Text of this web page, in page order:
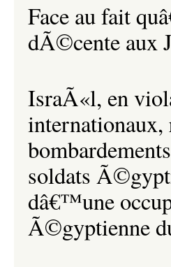
Face au fait
dÃ©cente aux
IsraÃ«l, en
soldats
dâ€™une
Ã©gyptienne